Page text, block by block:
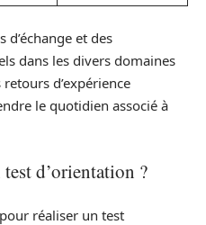
et des
dans les divers domaines
d’expérience
le quotidien associé à
d’orientation ?
réaliser un test